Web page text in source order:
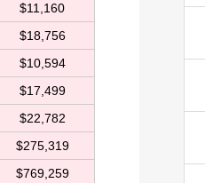
$11,160
$18,756
$10,594
$17,499
$22,782
$275,319
$769,259